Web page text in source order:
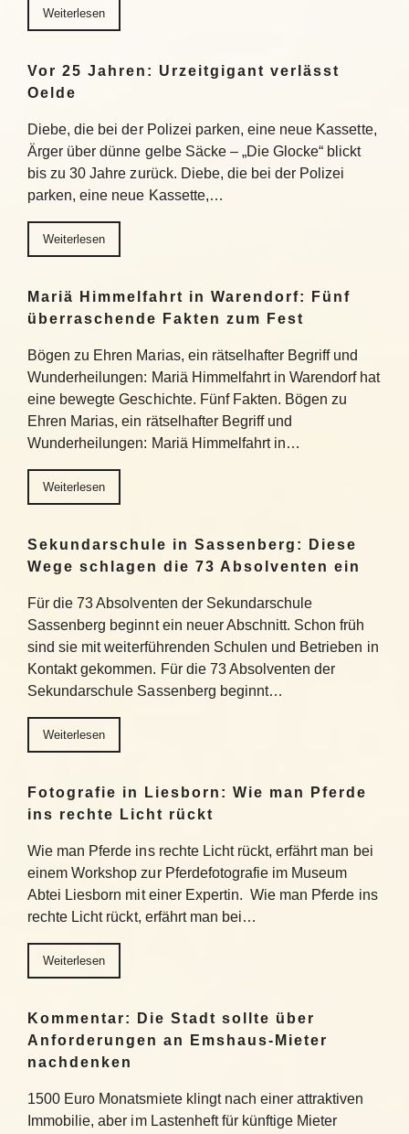
Weiterlesen
Vor 25 Jahren: Urzeitgigant verlässt
Oelde
Diebe, die bei der Polizei parken, eine neue Kassette,
Ärger über dünne gelbe Säcke – „Die Glocke“ blickt
bis zu 30 Jahre zurück. Diebe, die bei der Polizei
parken, eine neue Kassette,…
Weiterlesen
Mariä Himmelfahrt in Warendorf: Fünf
überraschende Fakten zum Fest
Bögen zu Ehren Marias, ein rätselhafter Begriff und
Wunderheilungen: Mariä Himmelfahrt in Warendorf hat
eine bewegte Geschichte. Fünf Fakten. Bögen zu
Ehren Marias, ein rätselhafter Begriff und
Wunderheilungen: Mariä Himmelfahrt in…
Weiterlesen
Sekundarschule in Sassenberg: Diese
Wege schlagen die 73 Absolventen ein
Für die 73 Absolventen der Sekundarschule
Sassenberg beginnt ein neuer Abschnitt. Schon früh
sind sie mit weiterführenden Schulen und Betrieben in
Kontakt gekommen. Für die 73 Absolventen der
Sekundarschule Sassenberg beginnt…
Weiterlesen
Fotografie in Liesborn: Wie man Pferde
ins rechte Licht rückt
Wie man Pferde ins rechte Licht rückt, erfährt man bei
einem Workshop zur Pferdefotografie im Museum
Abtei Liesborn mit einer Expertin. Wie man Pferde ins
rechte Licht rückt, erfährt man bei…
Weiterlesen
Kommentar: Die Stadt sollte über
Anforderungen an Emshaus-Mieter
nachdenken
1500 Euro Monatsmiete klingt nach einer attraktiven
Immobilie, aber im Lastenheft für künftige Mieter